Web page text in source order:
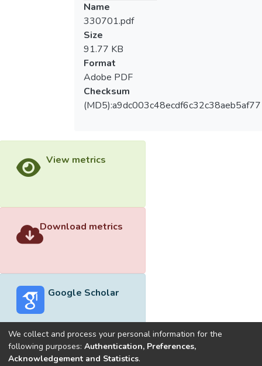
Name
330701.pdf
Size
91.77 KB
Format
Adobe PDF
Checksum
View metrics
Download metrics
Google Scholar
Built withDSpace-CRIS software
We collect and process your personal information for the
following purposes: Authentication, Preferences,
Acknowledgement and Statistics.